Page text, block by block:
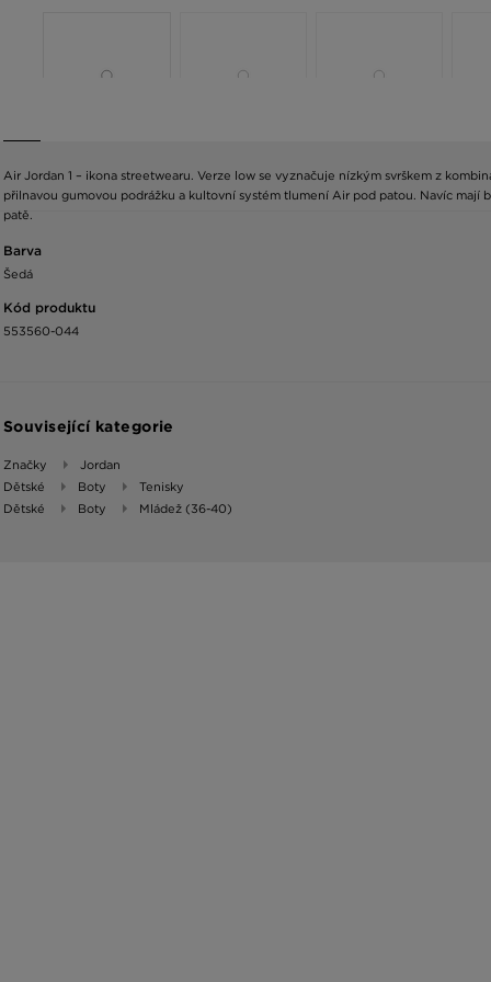
Air Jordan 1 – ikona streetwearu. Verze low se vyznačuje nízkým svrškem z
přilnavou gumovou podrážku a kultovní systém tlumení Air pod patou. Navíc
patě.
Barva
Šedá
Kód produktu
553560-044
Související kategorie
Značky
Jordan
Dětské
Boty
Tenisky
Dětské
Boty Mládež (36-40)